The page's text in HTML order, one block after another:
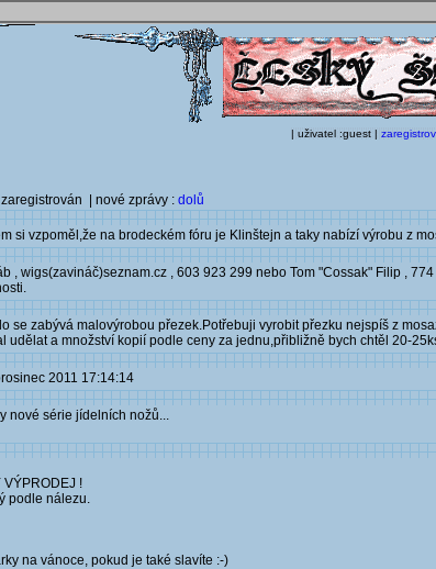
| uživatel :guest |
| nové zprávy : dolů
si vzpoměl,že na brodeckém fóru je Klinštejn a taky nabízí výrobu z
, wigs(zavináč)seznam.cz , 603 923 299 nebo Tom "Cossak" Filip ,
se zabývá malovýrobou přezek.Potřebuji vyrobit přezku nejspíš z
udělat a množství kopií podle ceny za jednu,přibližně bych chtěl 20-
2011 17:14:14
nové série jídelních nožů...
!
podle nálezu.
na vánoce, pokud je také slavíte :-)